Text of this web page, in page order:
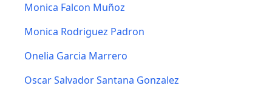
Monica Falcon Muñoz
Monica Rodriguez Padron
Onelia Garcia Marrero
Oscar Salvador Santana Gonzalez